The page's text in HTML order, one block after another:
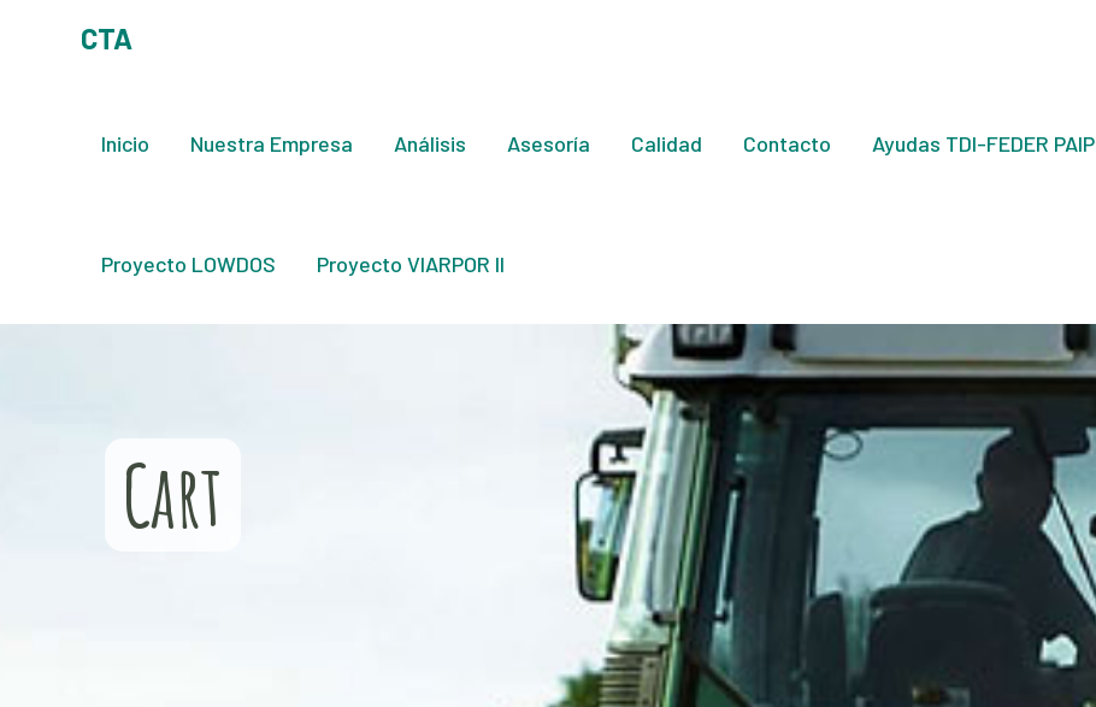
CTA
Inicio Nuestra Empresa Análisis Asesoría Calidad Contacto Ayudas TDI-FEDER PAIP
Proyecto LOWDOS Proyecto VIARPOR II
Cart